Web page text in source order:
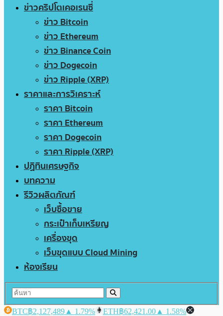
ข่าวคริปโตเคอเรนซี่
ข่าว Bitcoin
ข่าว Ethereum
ข่าว Binance Coin
ข่าว Dogecoin
ข่าว Ripple (XRP)
ราคาและการวิเคราะห์
ราคา Bitcoin
ราคา Ethereum
ราคา Dogecoin
ราคา Ripple (XRP)
ปฏิทินเศรษฐกิจ
บทความ
รีวิวผลิตภัณฑ์
เว็บซื้อขาย
กระเป๋าเก็บเหรียญ
เครื่องขุด
เว็บขุดแบบ Cloud Mining
ห้องเรียน
BTC฿2,127,489 ▲ 1.79% ETH฿62,421.00 ▲ 1.58%